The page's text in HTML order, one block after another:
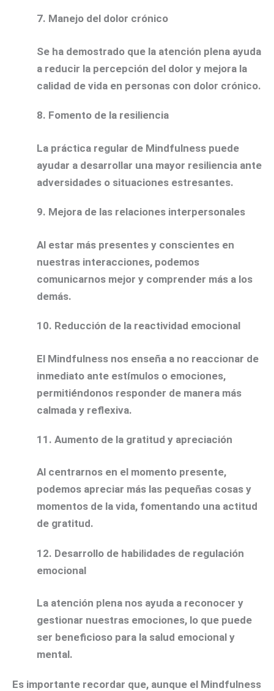
7. Manejo del dolor crónico
Se ha demostrado que la atención plena ayuda
a reducir la percepción del dolor y mejora la
calidad de vida en personas con dolor crónico.
8. Fomento de la resiliencia
La práctica regular de Mindfulness puede
ayudar a desarrollar una mayor resiliencia ante
adversidades o situaciones estresantes.
9. Mejora de las relaciones interpersonales
Al estar más presentes y conscientes en
nuestras interacciones, podemos
comunicarnos mejor y comprender más a los
demás.
10. Reducción de la reactividad emocional
El Mindfulness nos enseña a no reaccionar de
inmediato ante estímulos o emociones,
permitiéndonos responder de manera más
calmada y reflexiva.
11. Aumento de la gratitud y apreciación
Al centrarnos en el momento presente,
podemos apreciar más las pequeñas cosas y
momentos de la vida, fomentando una actitud
de gratitud.
12. Desarrollo de habilidades de regulación
emocional
La atención plena nos ayuda a reconocer y
gestionar nuestras emociones, lo que puede
ser beneficioso para la salud emocional y
mental.
Es importante recordar que, aunque el Mindfulness